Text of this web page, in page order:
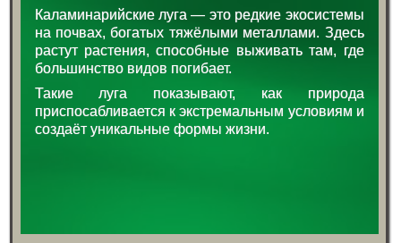
Каламинарийские луга — это редкие экосистемы
на почвах, богатых тяжёлыми металлами. Здесь
растут растения, способные выживать там, где
большинство видов погибает.
Такие луга показывают, как природа
приспосабливается к экстремальным условиям и
создаёт уникальные формы жизни.